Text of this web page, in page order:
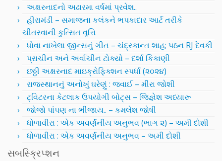
અક્ષરનાદનો અઢારમા વર્ષમાં પ્રવેશ..
હીરામંડી – સમાજના કલંકને ભપકાદાર આર્ટ તરીકે
ચીતરવાની કુત્સિત વૃત્તિ
ધોવા નાખેલા જીન્સનું ગીત – ચંદ્રકાન્ત શાહ; પઠન RJ દેવકી
પ્રાચીન અને અર્વાચીન ટોક્યો – દર્શા કિકાણી
છઠ્ઠી અક્ષરનાદ માઇક્રોફિક્શન સ્પર્ધા (૨૦૨૪)
રાજસ્થાનનું અનોખું ઘરેણું : જવાઈ – મીરા જોશી
ટ્વિટરના કેટલાક ઉપયોગી બોટ્સ – જિજ્ઞેશ અધ્યારૂ
જોજો પાંપણ ના ભીંજાય.. – કમલેશ જોષી
ધોળાવીરા : એક અવર્ણનીય અનુભવ (ભાગ ૨) – અમી દોશી
ધોળાવીરા : એક અવર્ણનીય અનુભવ – અમી દોશી
સબસ્ક્રિપ્શન